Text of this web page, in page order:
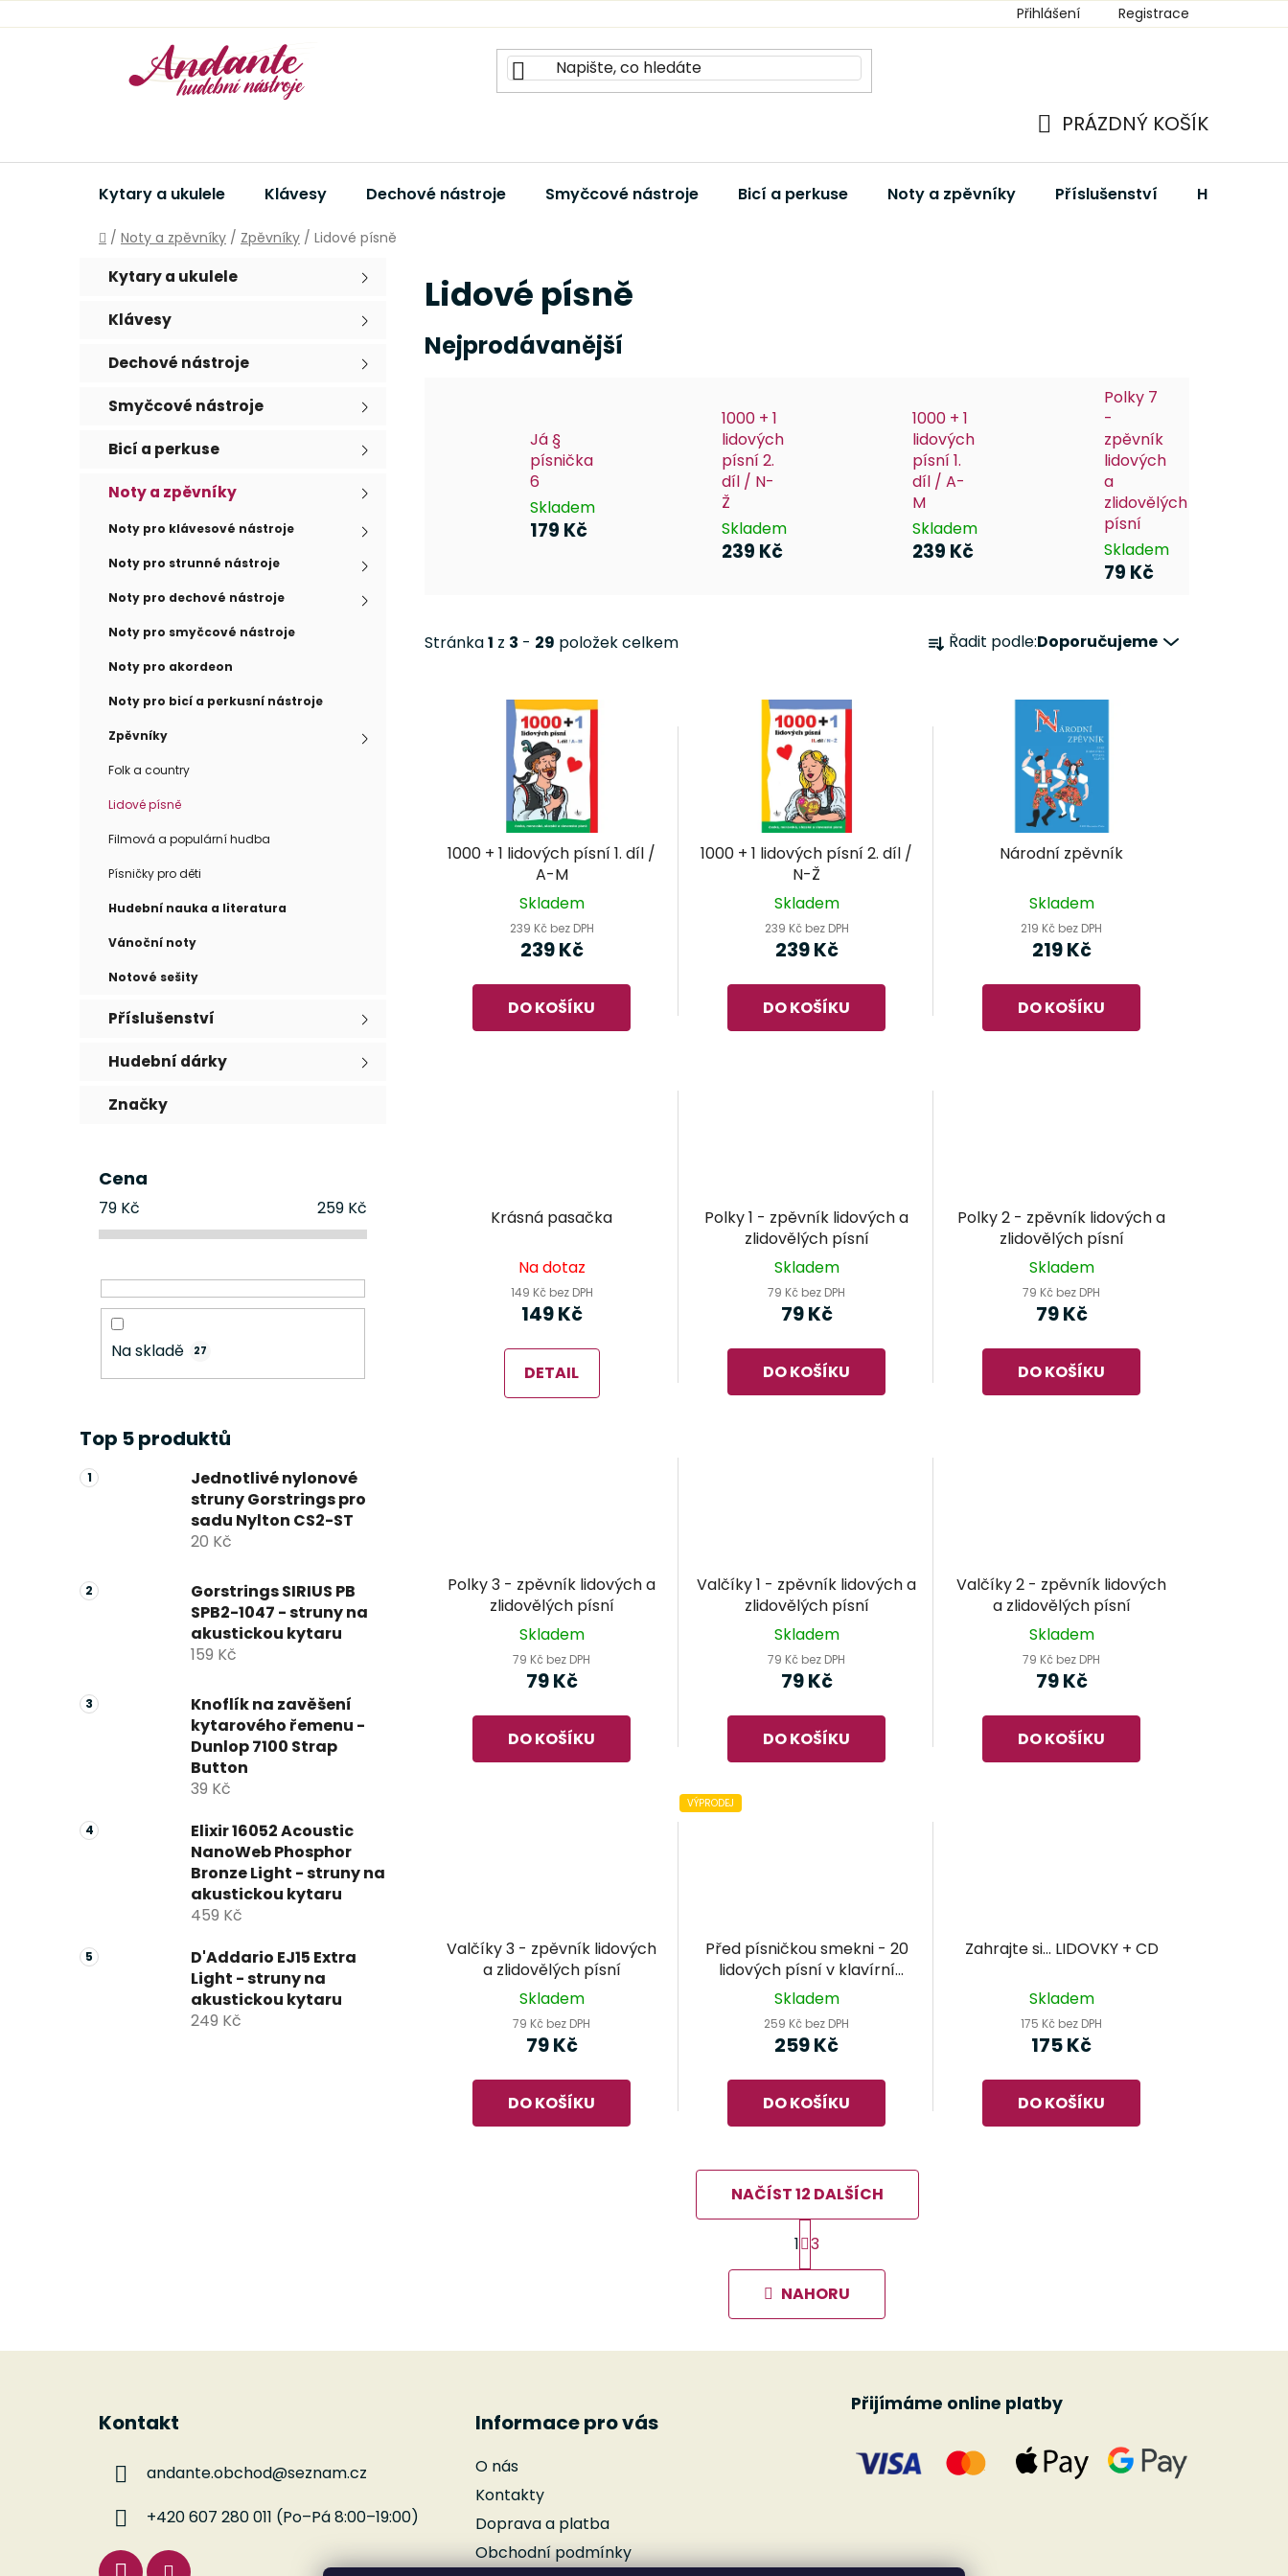
na
Přihlášení Registrace
KOŠÍK
PRÁZDNÝ KOŠÍK
Kytary a ukulele Klávesy Dechové nástroje Smyčcové nástroje Bicí a perkuse Noty a zpěvníky Příslušenství Hudební
Domů
/ Noty a zpěvníky / Zpěvníky / Lidové písně
Přeskočit
kategorie
Kytary a ukulele
Klávesy
Dechové nástroje
Smyčcové nástroje
Bicí a perkuse
Noty a zpěvníky
Noty pro klávesové nástroje
Noty pro strunné nástroje
Noty pro dechové nástroje
Noty pro smyčcové nástroje
Noty pro akordeon
Noty pro bicí a perkusní nástroje
Zpěvníky
Folk a country
Lidové písně
Filmová a populární hudba
Písničky pro děti
Hudební nauka a literatura
Vánoční noty
Notové sešity
Příslušenství
Hudební dárky
Značky
Cena
79 Kč 259 Kč
Na skladě 27
Top 5 produktů
Jednotlivé nylonové
struny Gorstrings pro
sadu Nylton CS2-ST
20 Kč
Gorstrings SIRIUS PB
SPB2-1047 - struny na
akustickou kytaru
159 Kč
Knoflík na zavěšení
kytarového řemenu -
Dunlop 7100 Strap
Button
39 Kč
Elixir 16052 Acoustic
NanoWeb Phosphor
Bronze Light - struny na
akustickou kytaru
459 Kč
D'Addario EJ15 Extra
Light - struny na
akustickou kytaru
249 Kč
Lidové písně
Nejprodávanější
Já §
písnička
6
Skladem
179 Kč
1000 + 1
lidových
písní 2.
díl / N-
Ž
Skladem
239 Kč
1000 + 1
lidových
písní 1.
díl / A-
M
Skladem
239 Kč
Polky 7
-
zpěvník
lidových
a
zlidovělých
písní
Skladem
79 Kč
Stránka1 z 3 - 29 položek celkem a
n
Řadit podle:Doporučujeme
1000 + 1 lidových písní 1. díl /
A-M
Skladem
239 Kč bez DPH
239 Kč
DO KOŠÍKU
1000 + 1 lidových písní 2. díl /
N-Ž
Skladem
239 Kč bez DPH
239 Kč
DO KOŠÍKU
Národní zpěvník
Skladem
219 Kč bez DPH
219 Kč
DO KOŠÍKU
Krásná pasačka
Na dotaz
149 Kč bez DPH
149 Kč
DETAIL
Polky 1 - zpěvník lidových a
zlidovělých písní
Skladem
79 Kč bez DPH
79 Kč
DO KOŠÍKU
Polky 2 - zpěvník lidových a
zlidovělých písní
Skladem
79 Kč bez DPH
79 Kč
DO KOŠÍKU
Polky 3 - zpěvník lidových a
zlidovělých písní
Skladem
79 Kč bez DPH
79 Kč
DO KOŠÍKU
Valčíky 1 - zpěvník lidových a
zlidovělých písní
Skladem
79 Kč bez DPH
79 Kč
DO KOŠÍKU
Valčíky 2 - zpěvník lidových
a zlidovělých písní
Skladem
79 Kč bez DPH
79 Kč
DO KOŠÍKU
Valčíky 3 - zpěvník lidových
a zlidovělých písní
Skladem
79 Kč bez DPH
79 Kč
DO KOŠÍKU
VÝPRODEJ
Před písničkou smekni - 20
lidových písní v klavírní
úpravě Milana Dvořáka
Skladem
259 Kč bez DPH
259 Kč
DO KOŠÍKU
Zahrajte si... LIDOVKY + CD
Skladem
175 Kč bez DPH
175 Kč
DO KOŠÍKU
O
v
l
á
a
p
NAČÍST 12 DALŠÍCH
S
t
r
n
k
v
1 3
NAHORU
Kontakt
andante.obchod@seznam.cz
+420 607 280 011 (Po–Pá 8:00–19:00)
Informace pro vás
O nás
Kontakty
Doprava a platba
Obchodní podmínky
Přijímáme online platby